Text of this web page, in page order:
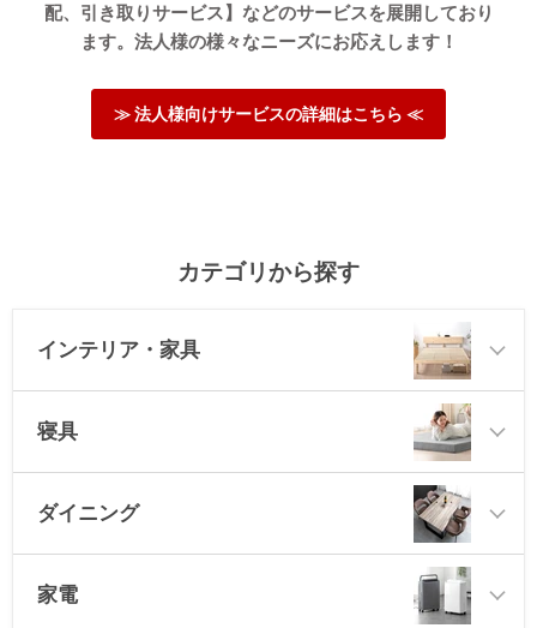
配、引き取りサービス】などのサービスを展開しており
ます。法人様の様々なニーズにお応えします！
≫ 法人様向けサービスの詳細はこちら ≪
カテゴリから探す
インテリア・家具
寝具
ダイニング
家電